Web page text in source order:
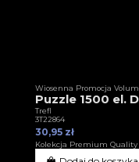
Wiosenna Promocja
Puzzle 1500 el.
Trefl
3T22864
30,95 zł
Kolekcja Premium Quality